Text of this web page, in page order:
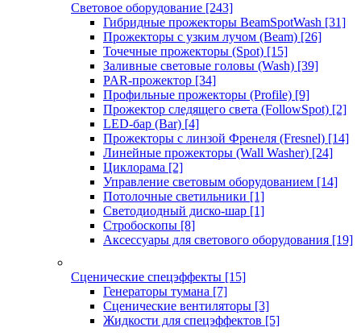
Световое оборудование [243]
Гибридные прожекторы BeamSpotWash [31]
Прожекторы с узким лучом (Beam) [26]
Точечные прожекторы (Spot) [15]
Заливные световые головы (Wash) [39]
PAR-прожектор [34]
Профильные прожекторы (Profile) [9]
Прожектор следящего света (FollowSpot) [2]
LED-бар (Bar) [4]
Прожекторы с линзой Френеля (Fresnel) [14]
Линейные прожекторы (Wall Washer) [24]
Циклорама [2]
Управление световым оборудованием [14]
Потолочные светильники [1]
Светодиодный диско-шар [1]
Стробоскопы [8]
Аксессуары для светового оборудования [19]
Сценические спецэффекты [15]
Генераторы тумана [7]
Сценические вентиляторы [3]
Жидкости для спецэффектов [5]